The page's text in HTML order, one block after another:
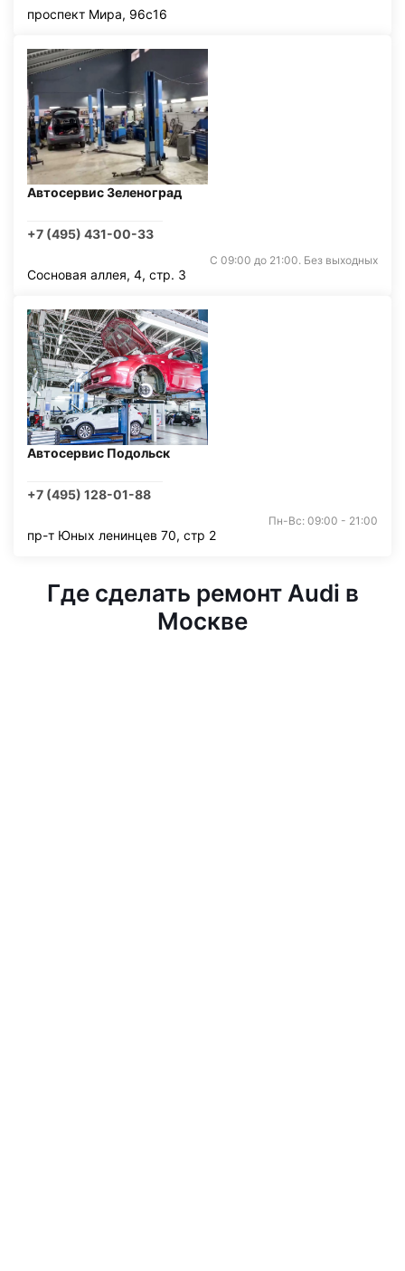
проспект Мира, 96с16
Автосервис Зеленоград
+7 (495) 431-00-33
С 09:00 до 21:00. Без выходных
Сосновая аллея, 4, стр. 3
Автосервис Подольск
+7 (495) 128-01-88
Пн-Вс: 09:00 - 21:00
пр-т Юных ленинцев 70, стр 2
Где сделать ремонт Audi в
Москве